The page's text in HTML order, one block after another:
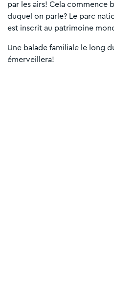
par les airs! Cela commence
duquel on parle? Le parc
est inscrit au patrimoine
Une balade familiale le long
émerveillera!